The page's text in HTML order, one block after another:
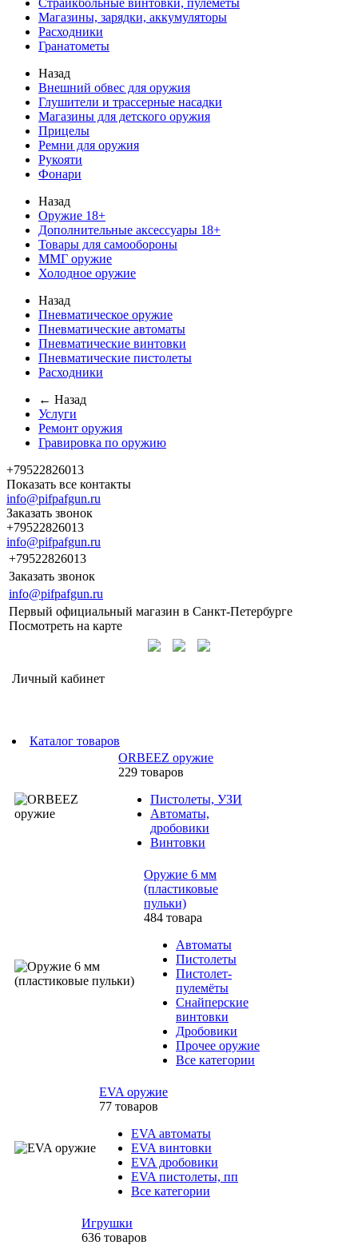
Страйкбольные винтовки, пулемёты
Магазины, зарядки, аккумуляторы
Расходники
Гранатометы
Назад
Внешний обвес для оружия
Глушители и трассерные насадки
Магазины для детского оружия
Прицелы
Ремни для оружия
Рукояти
Фонари
Назад
Оружие 18+
Дополнительные аксессуары 18+
Товары для самообороны
ММГ оружие
Холодное оружие
Назад
Пневматическое оружие
Пневматические автоматы
Пневматические винтовки
Пневматические пистолеты
Расходники
← Назад
Услуги
Ремонт оружия
Гравировка по оружию
+79522826013
Показать все контакты
info@pifpafgun.ru
Заказать звонок
+79522826013
info@pifpafgun.ru
+79522826013
Заказать звонок
info@pifpafgun.ru
Первый официальный магазин в Санкт-Петербурге
Посмотреть на карте
Личный кабинет
Каталог товаров
ORBEEZ оружие
229 товаров
Пистолеты, УЗИ
Автоматы,
дробовики
Винтовки
Оружие 6 мм
(пластиковые
пульки)
484 товара
Автоматы
Пистолеты
Пистолет-
пулемёты
Снайперские
винтовки
Дробовики
Прочее оружие
Все категории
EVA оружие
77 товаров
EVA автоматы
EVA винтовки
EVA дробовики
EVA пистолеты, пп
Все категории
Игрушки
636 товаров